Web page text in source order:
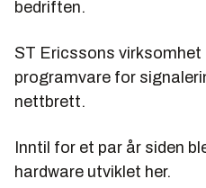
bedriften.
ST Ericssons
programvare for
nettbrett.
Inntil for et par år siden
hardware utviklet her.